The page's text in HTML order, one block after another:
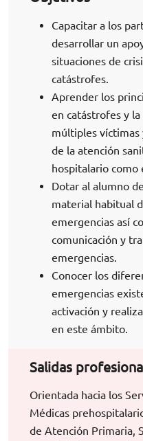
Capacitar a los
desarrollar un
situaciones de
catástrofes.
Aprender los
en catástrofes y
múltiples víctimas
de la atención
hospitalario como
Dotar al alumno
material habitual
emergencias así
comunicación y
emergencias.
Conocer los
emergencias
activación y
en este ámbito.
Salidas
Orientada hacia los
Médicas
de Atención Primaria,